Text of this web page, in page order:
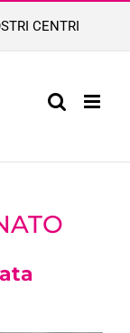
CENTRI